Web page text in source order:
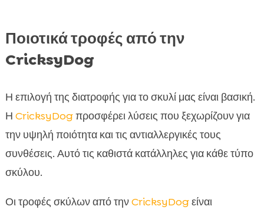
Ποιοτικά τροφές από την
CricksyDog
Η επιλογή της διατροφής για το σκυλί μας είναι βασική.
Η CricksyDogπροσφέρει λύσεις που ξεχωρίζουν για
την υψηλή ποιότητα και τις αντιαλλεργικές τους
συνθέσεις. Αυτό τις καθιστά κατάλληλες για κάθε τύπο
σκύλου.
Οι τροφές σκύλων από τηνCricksyDogείναι